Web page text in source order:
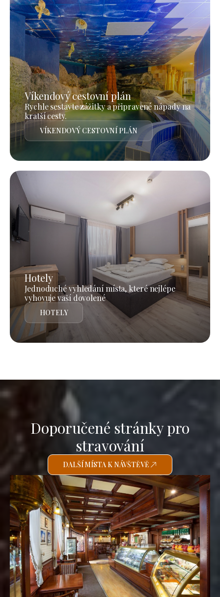
Víkendový cestovní plán
Rychle sestavte zážitky a připravené nápady na
kratší cesty.
VÍKENDOVÝ CESTOVNÍ PLÁN
Hotely
Jednoduché vyhledání místa, které nejlépe
vyhovuje vaší dovolené
HOTELY
Doporučené stránky pro
stravování
DALŠÍ MÍSTA K NÁVŠTĚVĚ